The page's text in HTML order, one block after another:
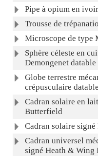
Pipe à opium en
Trousse de
Microscope de type
Sphère céleste en
Demongenet
Globe terrestre
crépusculaire
Cadran solaire en
Butterfield
Cadran solaire signé
Cadran universel
signé Heath & Wing